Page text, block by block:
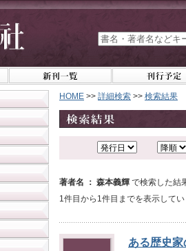
HOME >> 詳細検索 >> 検索結果
著者名 ： 森本義輝 で検索した結
1件目から1件目までを表示して
ある歴史